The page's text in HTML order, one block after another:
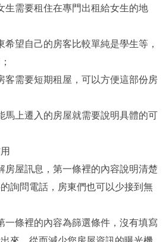
生需要租住在專門出租給女生的地
希望自己的房客比較單純是學生等，
客需要短期租屋，可以方便這部份房
馬上遷入的房屋就需要說明具體的可
房屋訊息，第一條裡的內容說明清楚
詢問電話，房東們也可以少接到無
一條裡的內容為篩選條件，沒有填寫